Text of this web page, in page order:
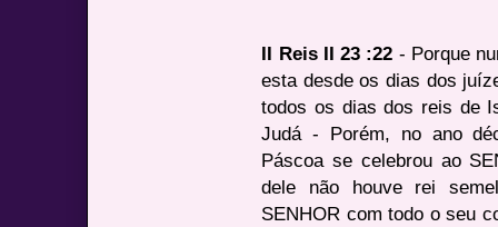
II Reis II 23 :22 - Porque
esta desde os dias dos
todos os dias dos reis de
Judá - Porém, no ano
Páscoa se celebrou ao
dele não houve rei
SENHOR com todo o seu